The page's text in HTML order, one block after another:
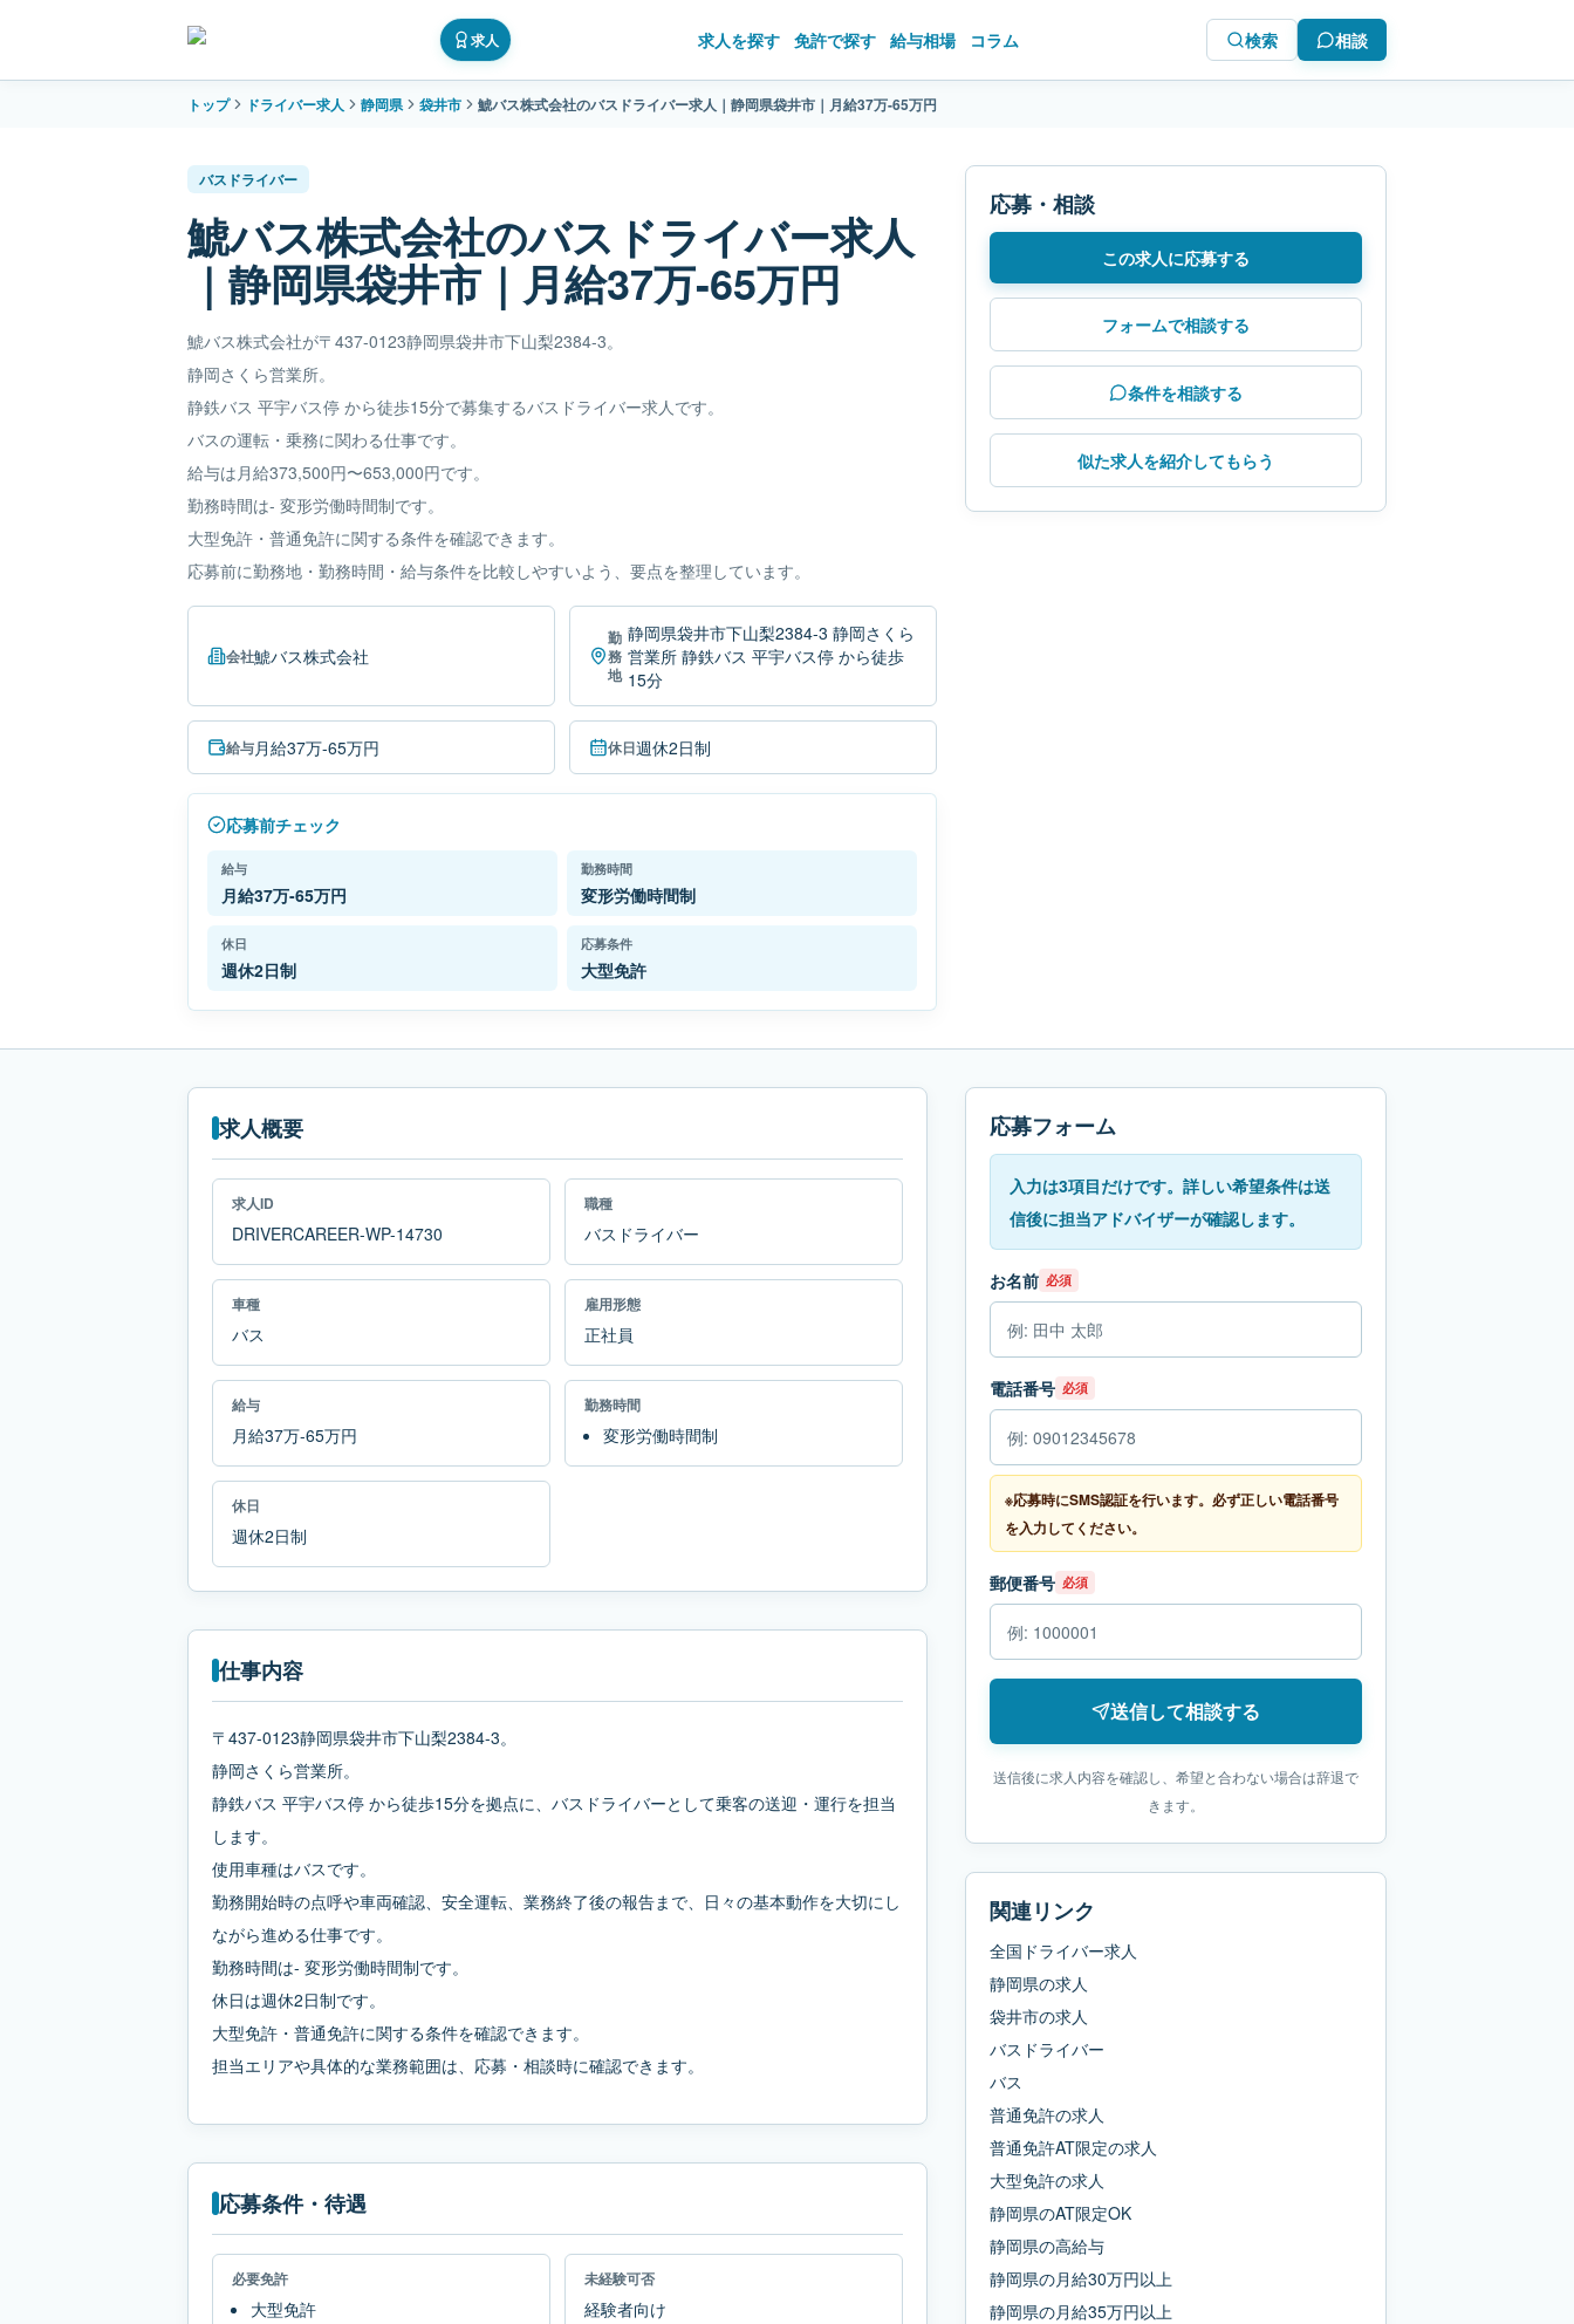
求人 求人を探す 免許で探す 給与相場 コラム 検索 相談
トップ ドライバー求人 静岡県 袋井市 鯱バス株式会社のバスドライバー求人｜静岡県袋井市｜月給37万-65万円
バスドライバー
鯱バス株式会社のバスドライバー求人
｜静岡県袋井市｜月給37万-65万円
鯱バス株式会社が〒437-0123静岡県袋井市下山梨2384-3。
静岡さくら営業所。
静鉄バス 平宇バス停 から徒歩15分で募集するバスドライバー求人です。
バスの運転・乗務に関わる仕事です。
給与は月給373,500円〜653,000円です。
勤務時間は- 変形労働時間制です。
大型免許・普通免許に関する条件を確認できます。
応募前に勤務地・勤務時間・給与条件を比較しやすいよう、要点を整理しています。
会社鯱バス株式会社
勤
務
地
静岡県袋井市下山梨2384-3 静岡さくら
営業所 静鉄バス 平宇バス停 から徒歩
15分
給与月給37万-65万円 休日週休2日制
応募前チェック
給与
月給37万-65万円
勤務時間
変形労働時間制
休日
週休2日制
応募条件
大型免許
応募・相談
この求人に応募する
フォームで相談する
条件を相談する
似た求人を紹介してもらう
求人概要
求人ID
DRIVERCAREER-WP-14730
職種
バスドライバー
車種
バス
雇用形態
正社員
給与
月給37万-65万円
勤務時間
変形労働時間制
休日
週休2日制
仕事内容
〒437-0123静岡県袋井市下山梨2384-3。
静岡さくら営業所。
静鉄バス 平宇バス停 から徒歩15分を拠点に、バスドライバーとして乗客の送迎・運行を担当
します。
使用車種はバスです。
勤務開始時の点呼や車両確認、安全運転、業務終了後の報告まで、日々の基本動作を大切にし
ながら進める仕事です。
勤務時間は- 変形労働時間制です。
休日は週休2日制です。
大型免許・普通免許に関する条件を確認できます。
担当エリアや具体的な業務範囲は、応募・相談時に確認できます。
応募条件・待遇
必要免許
大型免許
未経験可否
経験者向け
応募フォーム
入力は3項目だけです。詳しい希望条件は送
信後に担当アドバイザーが確認します。
お名前 必須
電話番号 必須
※応募時にSMS認証を行います。必ず正しい電話番号
を入力してください。
郵便番号 必須
送信して相談する
送信後に求人内容を確認し、希望と合わない場合は辞退で
きます。
関連リンク
全国ドライバー求人
静岡県の求人
袋井市の求人
バスドライバー
バス
普通免許の求人
普通免許AT限定の求人
大型免許の求人
静岡県のAT限定OK
静岡県の高給与
静岡県の月給30万円以上
静岡県の月給35万円以上